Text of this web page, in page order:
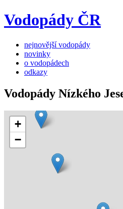
Vodopády ČR
nejnovější vodopády
novinky
o vodopádech
odkazy
Vodopády Nízkého
+
−